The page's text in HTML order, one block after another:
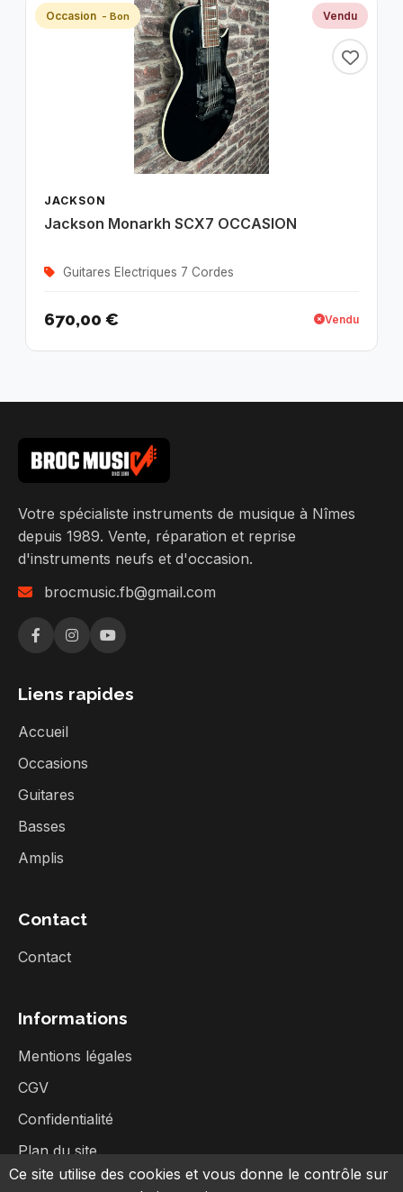
Occasion - Bon Vendu
JACKSON
Jackson Monarkh SCX7 OCCASION
Guitares Electriques 7 Cordes
670,00 € Vendu
Votre spécialiste instruments de musique à Nîmes
depuis 1989. Vente, réparation et reprise
d'instruments neufs et d'occasion.
brocmusic.fb@gmail.com
Liens rapides
Accueil
Occasions
Guitares
Basses
Amplis
Contact
Contact
Informations
Mentions légales
CGV
Confidentialité
Plan du site
Ce site utilise des cookies et vous donne le contrôle sur